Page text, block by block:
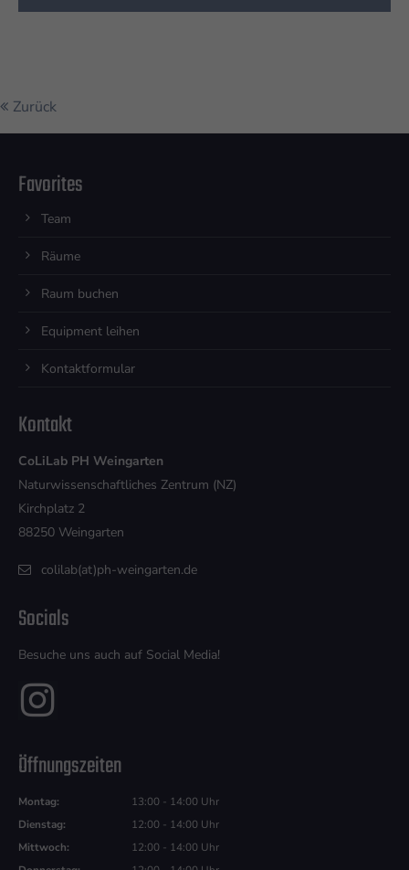
Zurück
Favorites
Team
Räume
Raum buchen
Equipment leihen
Kontaktformular
Kontakt
CoLiLab PH Weingarten
Naturwissenschaftliches Zentrum (NZ)
Kirchplatz 2
88250 Weingarten
colilab(at)ph-weingarten.de
Socials
Besuche uns auch auf Social Media!
Öffnungszeiten
Montag:
13:00 - 14:00 Uhr
Dienstag:
12:00 - 14:00 Uhr
Mittwoch:
12:00 - 14:00 Uhr